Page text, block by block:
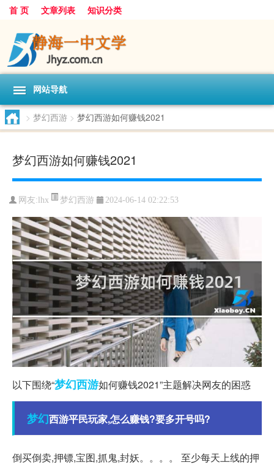
首 页 文章列表 知识分类
网站导航
> 梦幻西游 > 梦幻西游如何赚钱2021
梦幻西游如何赚钱2021
网友: lhx 梦幻西游 2024-06-14 02:22:53
以下围绕“梦幻西游如何赚钱2021”主题解决网友的困惑
梦幻西游平民玩家,怎么赚钱?要多开号吗?
倒买倒卖,押镖,宝图,抓鬼,封妖。。。。 至少每天上线的押